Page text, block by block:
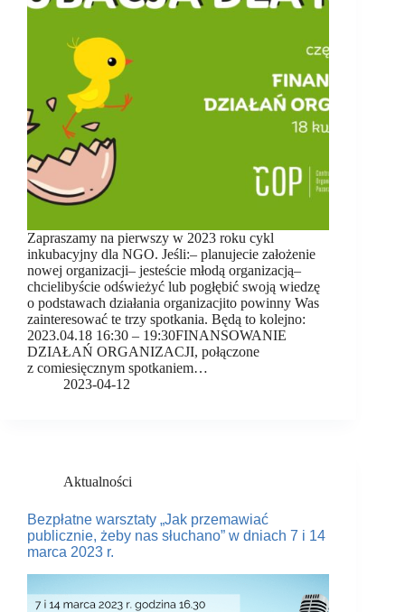
Zapraszamy na pierwszy w 2023 roku cykl
inkubacyjny dla NGO. Jeśli:– planujecie założenie
nowej organizacji– jesteście młodą organizacją–
chcielibyście odświeżyć lub pogłębić swoją wiedzę
o podstawach działania organizacjito powinny Was
zainteresować te trzy spotkania. Będą to kolejno:
2023.04.18 16:30 – 19:30FINANSOWANIE
DZIAŁAŃ ORGANIZACJI, połączone
z comiesięcznym spotkaniem…
2023-04-12
Aktualności
Bezpłatne warsztaty „Jak przemawiać
publicznie, żeby nas słuchano” w dniach 7 i 14
marca 2023 r.